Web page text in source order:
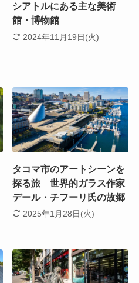
シアトルにある主な美術
館・博物館
2024年11月19日(火)
タコマ市のアートシーンを
探る旅 世界的ガラス作家
デール・チフーリ氏の故郷
2025年1月28日(火)